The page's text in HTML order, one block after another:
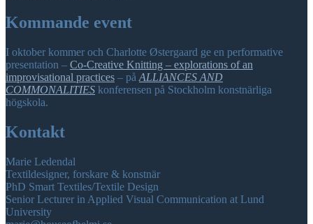
Kommande event
I oktober kommer och Charlotte Østergaard ge en performative
presentation – Co-Creative Knitting – explorations of an
improvisational practices – på ALLIANCES AND
COMMONALITIES konferensen på Stockholm konstnärliga
högskola.
Kontakt
Marie Ledendal
Textildesigner, forskare & konstnär
PhD Smart Textiles/Textile Design
Senior Lecturer in Applied Visual Communication at Lund
University